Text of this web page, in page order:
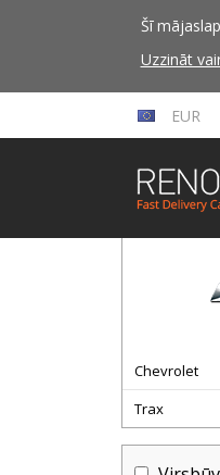
Šī
Uzzināt
EUR
Chevrolet
Trax